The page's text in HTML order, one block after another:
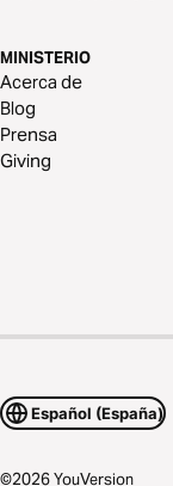
MINISTERIO
Acerca de
Blog
Prensa
Giving
Español (España)
©2026YouVersion